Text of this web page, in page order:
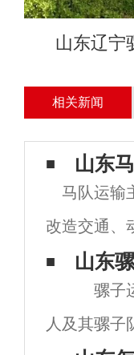
山东辽宁
相关新闻
山东
马队运输
改造交通、
工程、塔材
运输的主
山东
骡子运
人及其骡子